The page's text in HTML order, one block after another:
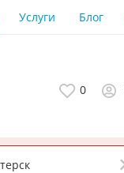
Услуги Блог
0